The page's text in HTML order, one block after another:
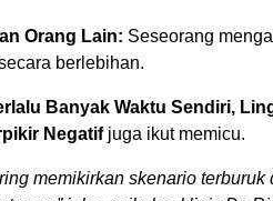
Orang Lain: Seseorang
berlebihan.
Banyak Waktu Sendiri,
Negatifjuga ikut memicu.
memikirkan skenario terburuk